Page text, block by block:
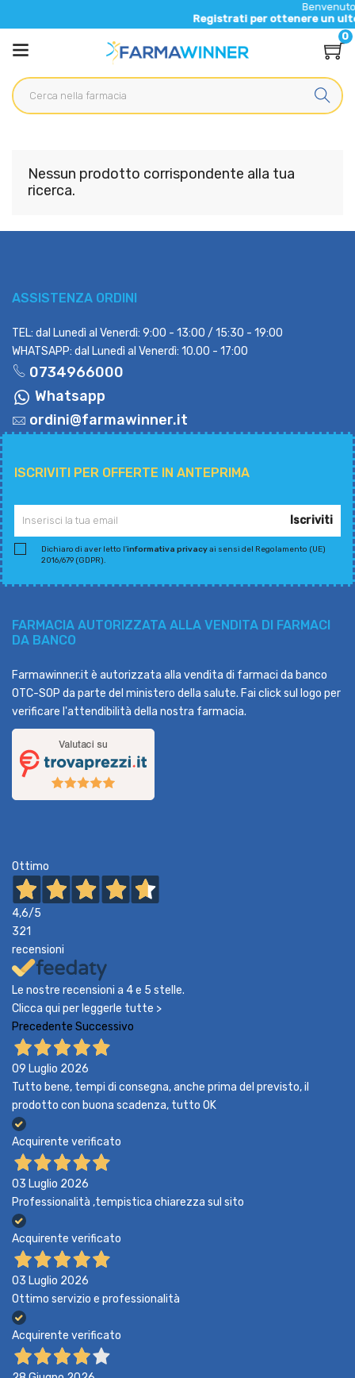
Benvenuto
Registrati per ottenere un
0
Nessun prodotto corrispondente alla tua
ricerca.
ASSISTENZA ORDINI
TEL: dal Lunedì al Venerdì: 9:00 - 13:00 / 15:30 - 19:00
WHATSAPP: dal Lunedì al Venerdì: 10.00 - 17:00
0734966000
Whatsapp
ordini@farmawinner.it
ISCRIVITI PER OFFERTE IN ANTEPRIMA
Iscriviti
Dichiaro di aver letto l'informativa privacyai sensi del Regolamento (UE)
2016/679 (GDPR).
FARMACIA AUTORIZZATA ALLA VENDITA DI FARMACI
DA BANCO
Farmawinner.it è autorizzata alla vendita di farmaci da banco
OTC-SOP da parte del ministero della salute. Fai click sul logo per
verificare l'attendibilità della nostra farmacia.
Ottimo
4,6/5
321
recensioni
Le nostre recensioni a 4 e 5 stelle.
Clicca qui per leggerle tutte >
Precedente Successivo
09 Luglio 2026
Tutto bene, tempi di consegna, anche prima del previsto, il
prodotto con buona scadenza, tutto OK
Acquirente verificato
03 Luglio 2026
Professionalità ,tempistica chiarezza sul sito
Acquirente verificato
03 Luglio 2026
Ottimo servizio e professionalità
Acquirente verificato